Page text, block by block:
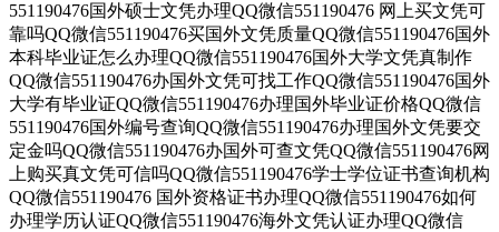
551190476国外硕士文凭办理QQ微信551190476 网上买文凭可
靠吗QQ微信551190476买国外文凭质量QQ微信551190476国外
本科毕业证怎么办理QQ微信551190476国外大学文凭真制作
QQ微信551190476办国外文凭可找工作QQ微信551190476国外
大学有毕业证QQ微信551190476办理国外毕业证价格QQ微信
551190476国外编号查询QQ微信551190476办理国外文凭要交
定金吗QQ微信551190476办国外可查文凭QQ微信551190476网
上购买真文凭可信吗QQ微信551190476学士学位证书查询机构
QQ微信551190476 国外资格证书办理QQ微信551190476如何
办理学历认证QQ微信551190476海外文凭认证办理QQ微信